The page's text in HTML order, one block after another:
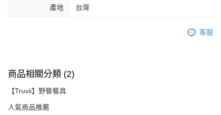
產地 台灣
客服
商品相關分類 (2)
【Truvii】野餐餐具
人氣商品推薦